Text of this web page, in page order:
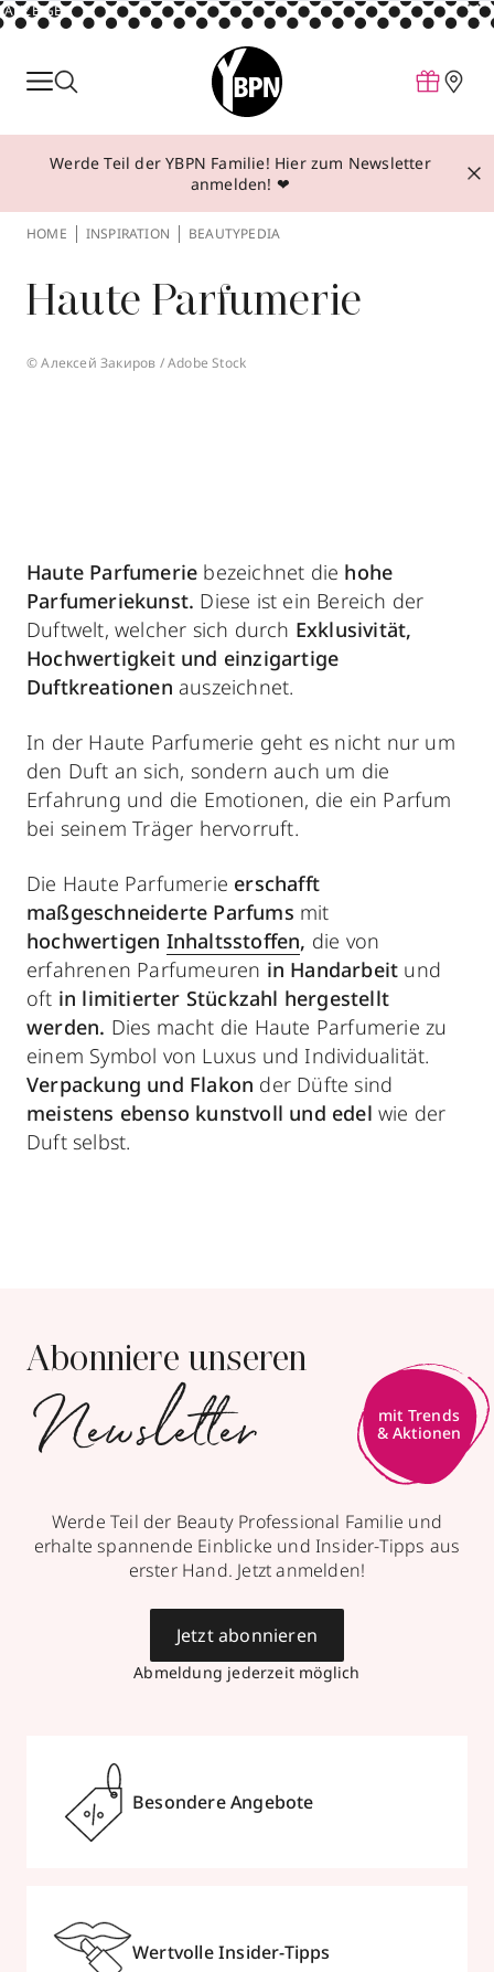
ANZEIGE
Parfum
Make-up
Behandlungen
Über YBPN
Aktionen
Werde Teil der YBPN Familie! Hier zum Newsletter
anmelden! ❤
HOME INSPIRATION BEAUTYPEDIA
Haute Parfumerie
© Алексей Закиров / Adobe Stock
Haute Parfumerie bezeichnet die hohe
Parfumeriekunst. Diese ist ein Bereich der
Duftwelt, welcher sich durch Exklusivität,
Hochwertigkeit und einzigartige
Duftkreationen auszeichnet.
In der Haute Parfumerie geht es nicht nur um
den Duft an sich, sondern auch um die
Erfahrung und die Emotionen, die ein Parfum
bei seinem Träger hervorruft.
Die Haute Parfumerie erschafft
maßgeschneiderte Parfums mit
hochwertigen Inhaltsstoffen, die von
erfahrenen Parfumeuren in Handarbeit und
oft in limitierter Stückzahl hergestellt
werden. Dies macht die Haute Parfumerie zu
einem Symbol von Luxus und Individualität.
Verpackung und Flakon der Düfte sind
meistens ebenso kunstvoll und edel wie der
Duft selbst.
Abonniere unseren
Newsletter
mit Trends
& Aktionen
Werde Teil der Beauty Professional Familie und
erhalte spannende Einblicke und Insider-Tipps aus
erster Hand. Jetzt anmelden!
Abmeldung jederzeit möglich
Jetzt abonnieren
Besondere Angebote
Wertvolle Insider-Tipps